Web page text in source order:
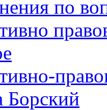
по
Борский